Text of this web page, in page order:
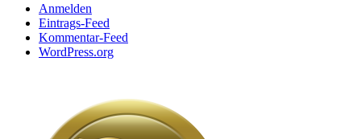
Anmelden
Eintrags-Feed
Kommentar-Feed
WordPress.org